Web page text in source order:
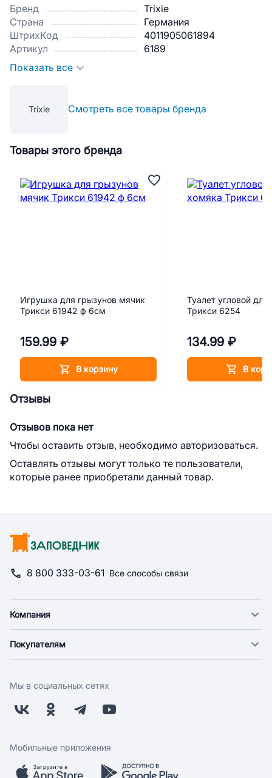
Бренд
Trixie
Страна
Германия
ШтрихКод
4011905061894
Артикул
6189
Показать все
Trixie Смотреть все товары бренда
Товары этого бренда
Игрушка для грызунов мячик
Трикси 61942 ф 6см
159.99 ₽
В корзину
Туалет угловой
Трикси 6254
134.99 ₽
В
Отзывы
Отзывов пока нет
Чтобы оставить отзыв, необходимо авторизоваться.
Оставлять отзывы могут только те пользователи,
которые ранее приобретали данный товар.
8 800 333-03-61 Все способы связи
Компания
Новости
Поставщикам
Заводчикам
Обратная связь
Покупателям
Оплата
Бонусная программа
Скидки и акции
Мобильное приложение
Мы в социальных сетях
Мобильные приложения